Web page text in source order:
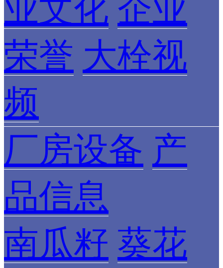
业文化 企业
荣誉 大栓视
频
厂房设备 产
品信息
南瓜籽 葵花